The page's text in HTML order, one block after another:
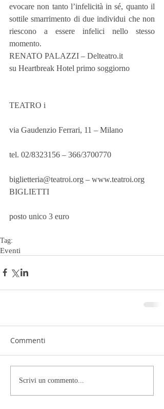
evocare non tanto l’infelicità in sé, quanto il
sottile smarrimento di due individui che non
riescono a essere infelici nello stesso
momento.
RENATO PALAZZI – Delteatro.it
su Heartbreak Hotel primo soggiorno
TEATRO i
via Gaudenzio Ferrari, 11 – Milano
tel. 02/8323156 – 366/3700770
biglietteria@teatroi.org – www.teatroi.org
BIGLIETTI
posto unico 3 euro
Tag:
Eventi
Commenti
Scrivi un commento...